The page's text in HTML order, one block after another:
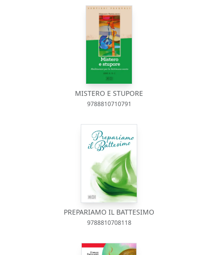
MISTERO E STUPORE
9788810710791
PREPARIAMO IL BATTESIMO
9788810708118